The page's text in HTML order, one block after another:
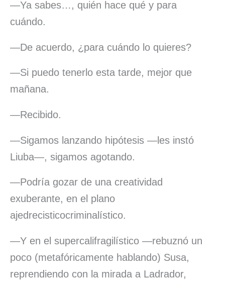
—Ya sabes…, quién hace qué y para
cuándo.
—De acuerdo, ¿para cuándo lo quieres?
—Si puedo tenerlo esta tarde, mejor que
mañana.
—Recibido.
—Sigamos lanzando hipótesis —les instó
Liuba—, sigamos agotando.
—Podría gozar de una creatividad
exuberante, en el plano
ajedrecisticocriminalístico.
—Y en el supercalifragilístico —rebuznó un
poco (metafóricamente hablando) Susa,
reprendiendo con la mirada a Ladrador,